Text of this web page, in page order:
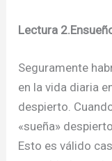
Lectura
Seguramente
en la vida diaria
despierto.
«sueña»
Esto es válido